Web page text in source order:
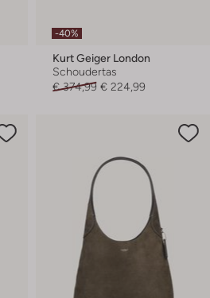
-40%
Kurt Geiger London
Schoudertas
€ 374,99 € 224,99